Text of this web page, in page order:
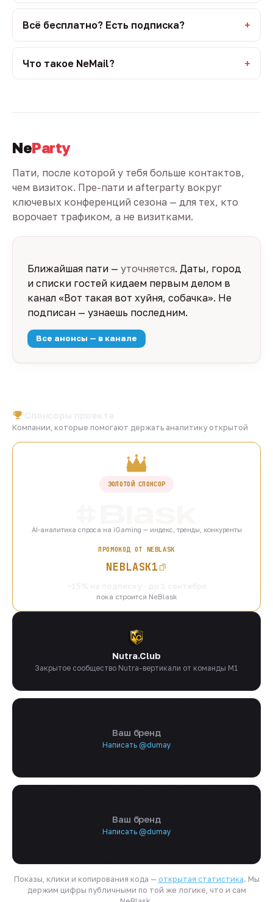
Всё бесплатно? Есть подписка?
Что такое NeMail?
NeParty
Пати, после которой у тебя больше контактов,
чем визиток. Пре-пати и afterparty вокруг
ключевых конференций сезона — для тех, кто
ворочает трафиком, а не визитками.
Ближайшая пати — уточняется. Даты, город
и списки гостей кидаем первым делом в
канал «Вот такая вот хуйня, собачка». Не
подписан — узнаешь последним.
Все анонсы — в канале
Компании, которые помогают держать аналитику открытой
ЗОЛОТОЙ СПОНСОР
AI-аналитика спроса на iGaming — индекс, тренды, конкуренты
ПРОМОКОД ОТ NEBLASK
NEBLASK1
пока строится NeBlask
Nutra.Club
Закрытое сообщество Nutra-вертикали от команды M1
Ваш бренд
Написать @dumay
Ваш бренд
Написать @dumay
Показы, клики и копирования кода — открытая статистика. Мы
держим цифры публичными по той же логике, что и сам